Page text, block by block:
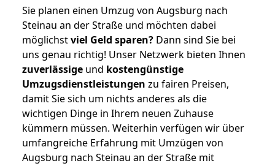
Sie planen einen Umzug von Augsburg nach
Steinau an der Straße und möchten dabei
möglichstviel Geld sparen? Dann sind Sie bei
uns genau richtig! Unser Netzwerk bieten Ihnen
zuverlässige und kostengünstige
Umzugsdienstleistungen zu fairen Preisen,
damit Sie sich um nichts anderes als die
wichtigen Dinge in Ihrem neuen Zuhause
kümmern müssen. Weiterhin verfügen wir über
umfangreiche Erfahrung mit Umzügen von
Augsburg nach Steinau an der Straße mit